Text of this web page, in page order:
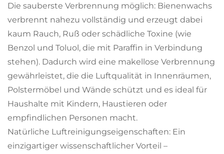
Die sauberste Verbrennung möglich: Bienenwachs
verbrennt nahezu vollständig und erzeugt dabei
kaum Rauch, Ruß oder schädliche Toxine (wie
Benzol und Toluol, die mit Paraffin in Verbindung
stehen). Dadurch wird eine makellose Verbrennung
gewährleistet, die die Luftqualität in Innenräumen,
Polstermöbel und Wände schützt und es ideal für
Haushalte mit Kindern, Haustieren oder
empfindlichen Personen macht.
Natürliche Luftreinigungseigenschaften: Ein
einzigartiger wissenschaftlicher Vorteil –